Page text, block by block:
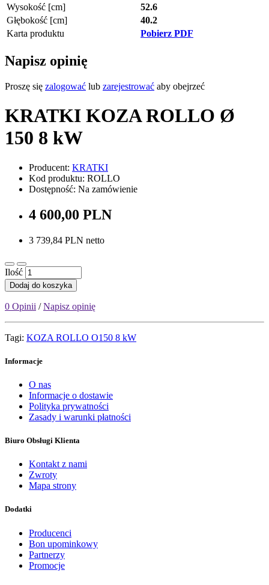
Wysokość [cm]
52.6
Głębokość [cm]
40.2
Karta produktu
Pobierz PDF
Napisz opinię
Proszę się zalogować lub zarejestrować aby obejrzeć
KRATKI KOZA ROLLO Ø
150 8 kW
Producent: KRATKI
Kod produktu: ROLLO
Dostępność: Na zamówienie
4 600,00 PLN
3 739,84 PLN netto
Ilość
Dodaj do koszyka
0 Opinii /Napisz opinię
Tagi: KOZA ROLLO O150 8 kW
Informacje
O nas
Informacje o dostawie
Polityka prywatności
Zasady i warunki płatności
Biuro Obsługi Klienta
Kontakt z nami
Zwroty
Mapa strony
Dodatki
Producenci
Bon upominkowy
Partnerzy
Promocje